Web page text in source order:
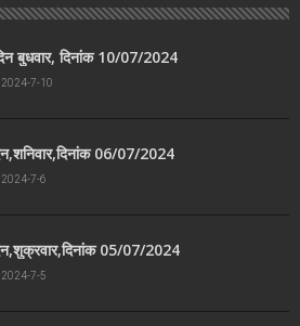
बुधवार, दिनांक 10/07/2024
2024-7-10
06/07/2024
2024-7-6
05/07/2024
2024-7-5